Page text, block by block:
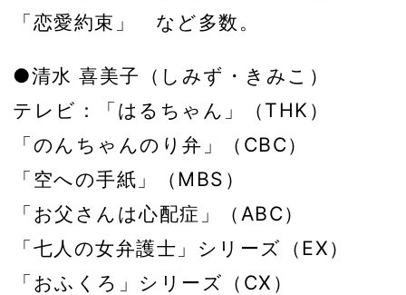
「恋愛約束」 など多数。
●清水 喜美子（しみず・きみこ）
テレビ：「はるちゃん」（THK）
「のんちゃんのり弁」（CBC）
「空への手紙」（MBS）
「お父さんは心配症」（ABC）
「七人の女弁護士」シリーズ（EX）
「おふくろ」シリーズ（CX）